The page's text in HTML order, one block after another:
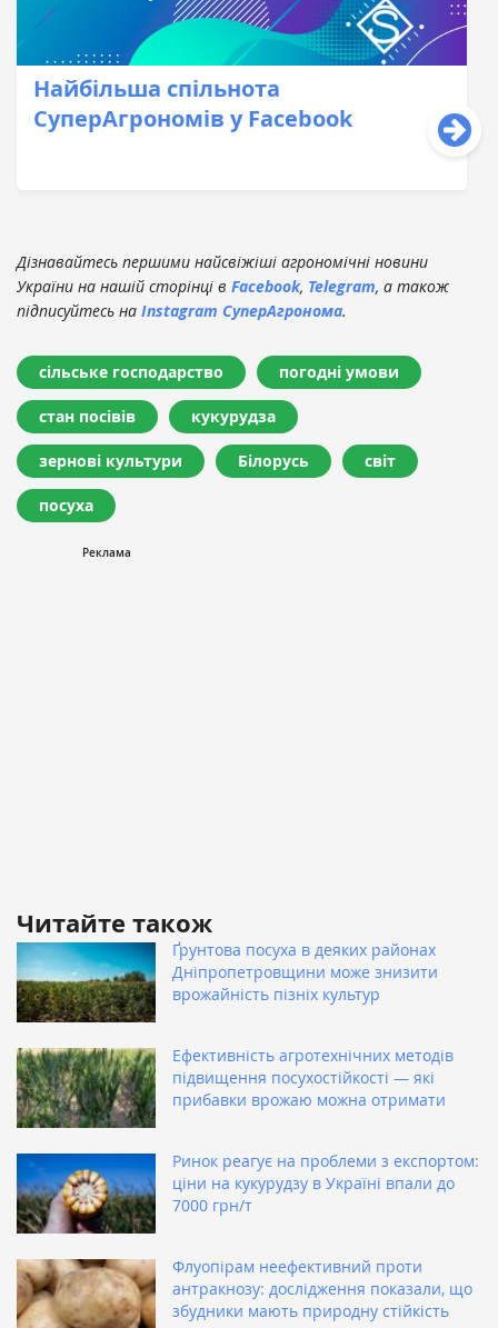
Найбільша спільнота
СуперАгрономів у Facebook
Дізнавайтесь першими найсвіжіші агрономічні новини
України на нашій сторінці в Facebook, Telegram, а також
підписуйтесь на Instagram СуперАгронома.
сільське господарство погодні умови
стан посівів кукурудза
зернові культури Білорусь світ
посуха
Читайте також
Ґрунтова посуха в деяких районах
Дніпропетровщини може знизити
врожайність пізніх культур
Ефективність агротехнічних методів
підвищення посухостійкості — які
прибавки врожаю можна отримати
Ринок реагує на проблеми з експортом:
ціни на кукурудзу в Україні впали до
7000 грн/т
Флуопірам неефективний проти
антракнозу: дослідження показали, що
збудники мають природну стійкість